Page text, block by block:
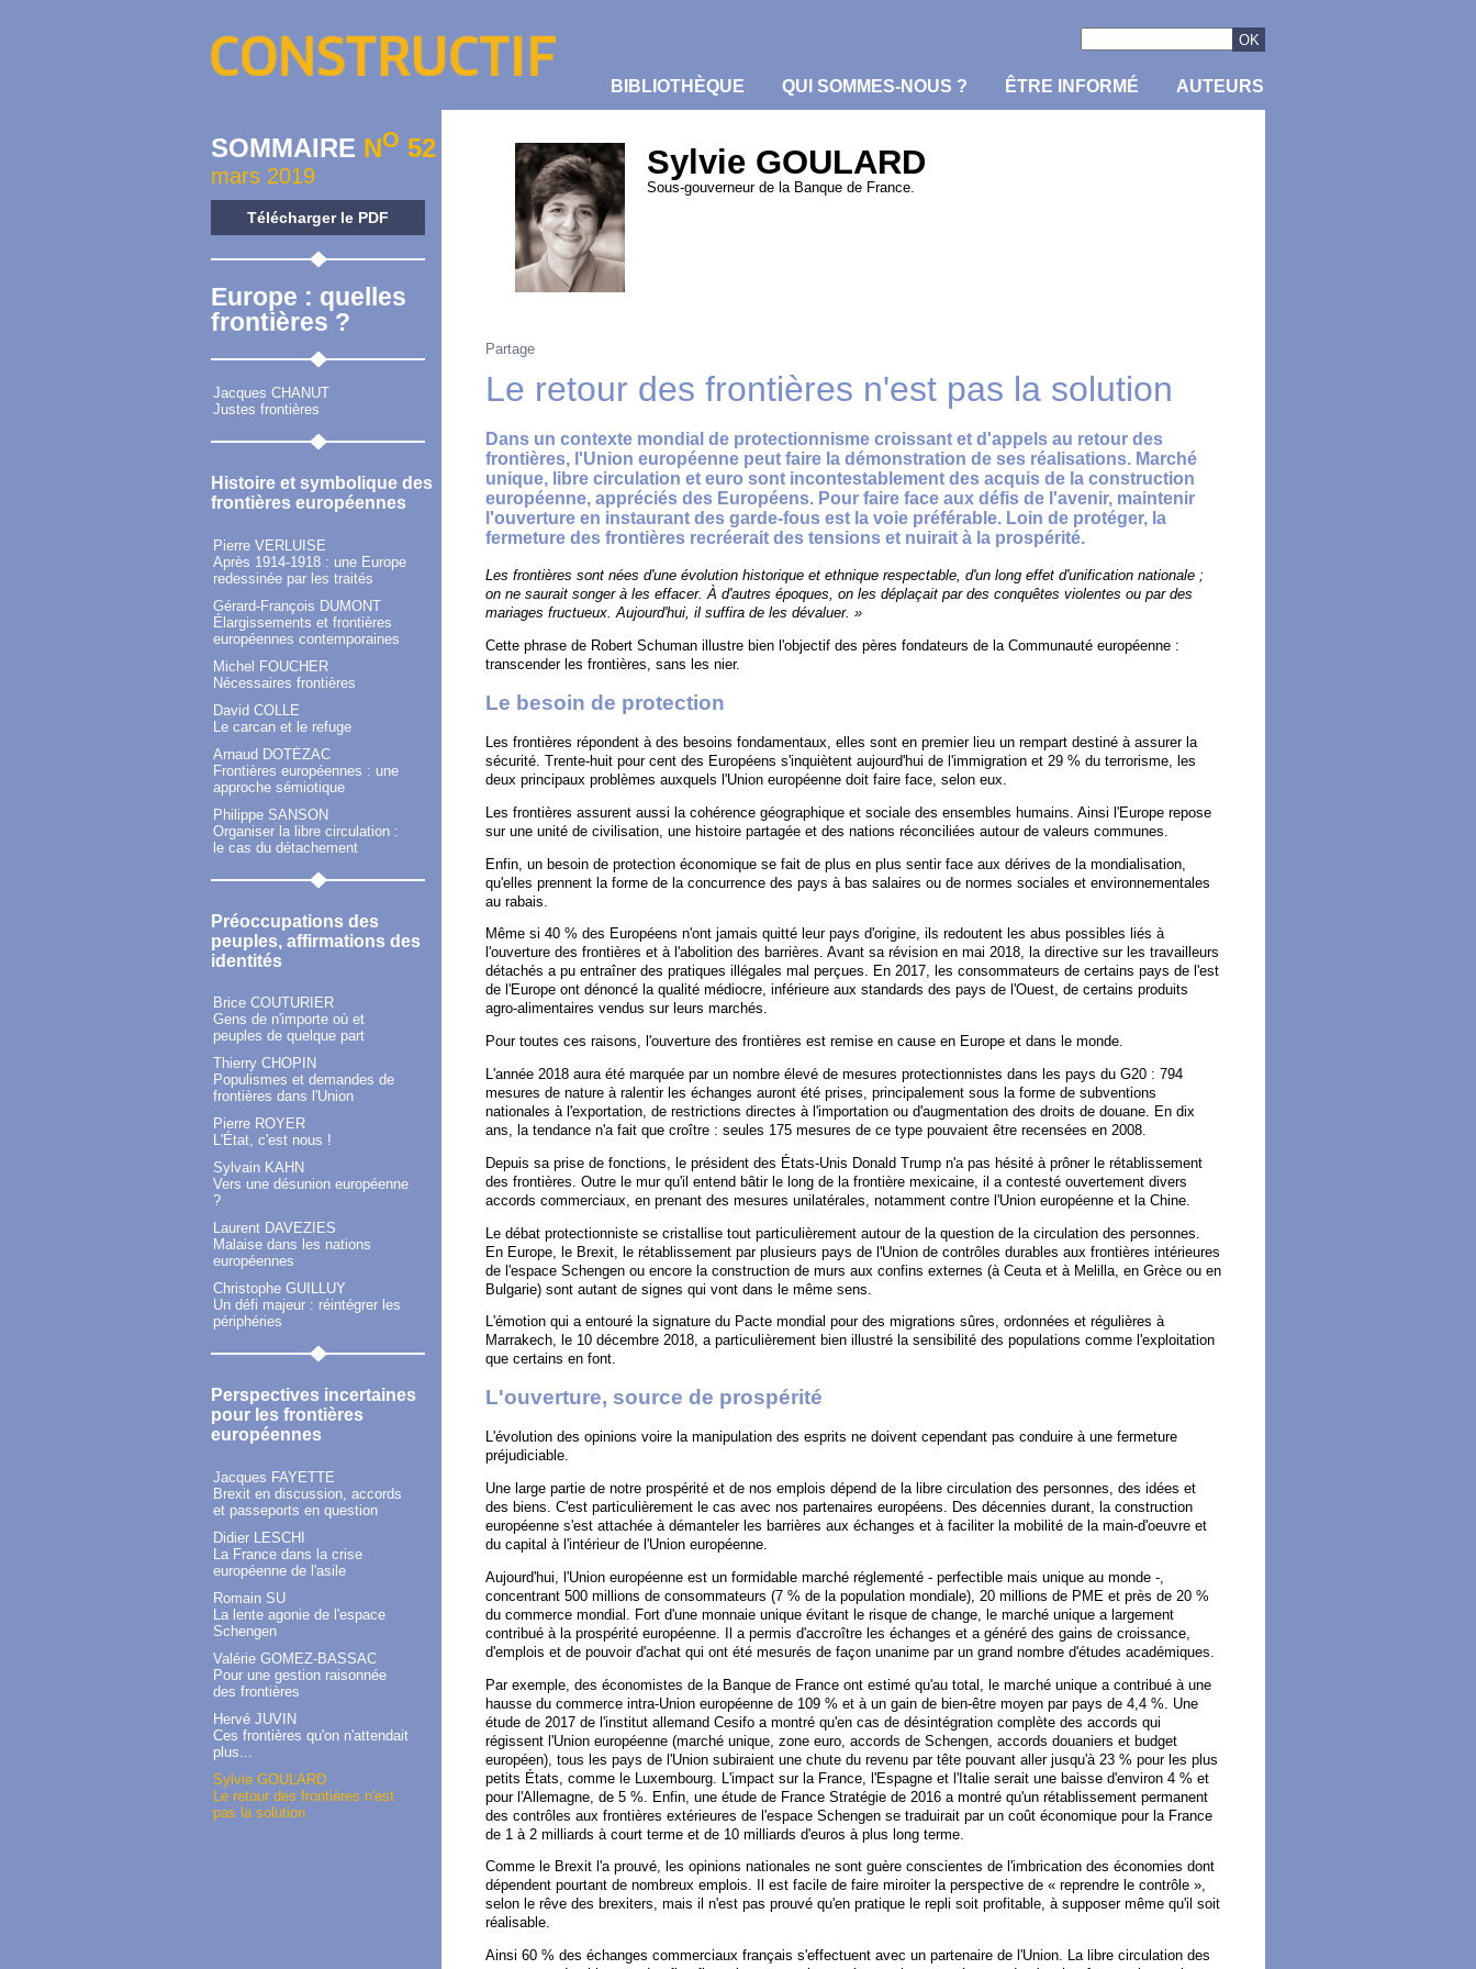
BIBLIOTHÈQUE QUI SOMMES-NOUS ? ÊTRE INFORMÉ AUTEURS
SOMMAIRE NO 52
mars 2019
Télécharger le PDF
Europe : quelles
frontières ?
Jacques CHANUT
Justes frontières
Histoire et symbolique des
frontières européennes
Pierre VERLUISE
Après 1914-1918 : une Europe
redessinée par les traités
Gérard-François DUMONT
Élargissements et frontières
européennes contemporaines
Michel FOUCHER
Nécessaires frontières
David COLLE
Le carcan et le refuge
Arnaud DOTÉZAC
Frontières européennes : une
approche sémiotique
Philippe SANSON
Organiser la libre circulation :
le cas du détachement
Préoccupations des
peuples, affirmations des
identités
Brice COUTURIER
Gens de n'importe où et
peuples de quelque part
Thierry CHOPIN
Populismes et demandes de
frontières dans l'Union
Pierre ROYER
L'État, c'est nous !
Sylvain KAHN
Vers une désunion européenne
?
Laurent DAVEZIES
Malaise dans les nations
européennes
Christophe GUILLUY
Un défi majeur : réintégrer les
périphéries
Perspectives incertaines
pour les frontières
européennes
Jacques FAYETTE
Brexit en discussion, accords
et passeports en question
Didier LESCHI
La France dans la crise
européenne de l'asile
Romain SU
La lente agonie de l'espace
Schengen
Valérie GOMEZ-BASSAC
Pour une gestion raisonnée
des frontières
Hervé JUVIN
Ces frontières qu'on n'attendait
plus...
Sylvie GOULARD
Le retour des frontières n'est
pas la solution
Sylvie GOULARD
Sous-gouverneur de la Banque de France.
Partage
Le retour des frontières n'est pas la solution
Dans un contexte mondial de protectionnisme croissant et d'appels au retour des
frontières, l'Union européenne peut faire la démonstration de ses réalisations. Marché
unique, libre circulation et euro sont incontestablement des acquis de la construction
européenne, appréciés des Européens. Pour faire face aux défis de l'avenir, maintenir
l'ouverture en instaurant des garde-fous est la voie préférable. Loin de protéger, la
fermeture des frontières recréerait des tensions et nuirait à la prospérité.
Les frontières sont nées d'une évolution historique et ethnique respectable, d'un long effet d'unification nationale ;
on ne saurait songer à les effacer. À d'autres époques, on les déplaçait par des conquêtes violentes ou par des
mariages fructueux. Aujourd'hui, il suffira de les dévaluer. »
Cette phrase de Robert Schuman illustre bien l'objectif des pères fondateurs de la Communauté européenne :
transcender les frontières, sans les nier.
Le besoin de protection
Les frontières répondent à des besoins fondamentaux, elles sont en premier lieu un rempart destiné à assurer la
sécurité. Trente-huit pour cent des Européens s'inquiètent aujourd'hui de l'immigration et 29 % du terrorisme, les
deux principaux problèmes auxquels l'Union européenne doit faire face, selon eux.
Les frontières assurent aussi la cohérence géographique et sociale des ensembles humains. Ainsi l'Europe repose
sur une unité de civilisation, une histoire partagée et des nations réconciliées autour de valeurs communes.
Enfin, un besoin de protection économique se fait de plus en plus sentir face aux dérives de la mondialisation,
qu'elles prennent la forme de la concurrence des pays à bas salaires ou de normes sociales et environnementales
au rabais.
Même si 40 % des Européens n'ont jamais quitté leur pays d'origine, ils redoutent les abus possibles liés à
l'ouverture des frontières et à l'abolition des barrières. Avant sa révision en mai 2018, la directive sur les travailleurs
détachés a pu entraîner des pratiques illégales mal perçues. En 2017, les consommateurs de certains pays de l'est
de l'Europe ont dénoncé la qualité médiocre, inférieure aux standards des pays de l'Ouest, de certains produits
agro-alimentaires vendus sur leurs marchés.
Pour toutes ces raisons, l'ouverture des frontières est remise en cause en Europe et dans le monde.
L'année 2018 aura été marquée par un nombre élevé de mesures protectionnistes dans les pays du G20 : 794
mesures de nature à ralentir les échanges auront été prises, principalement sous la forme de subventions
nationales à l'exportation, de restrictions directes à l'importation ou d'augmentation des droits de douane. En dix
ans, la tendance n'a fait que croître : seules 175 mesures de ce type pouvaient être recensées en 2008.
Depuis sa prise de fonctions, le président des États-Unis Donald Trump n'a pas hésité à prôner le rétablissement
des frontières. Outre le mur qu'il entend bâtir le long de la frontière mexicaine, il a contesté ouvertement divers
accords commerciaux, en prenant des mesures unilatérales, notamment contre l'Union européenne et la Chine.
Le débat protectionniste se cristallise tout particulièrement autour de la question de la circulation des personnes.
En Europe, le Brexit, le rétablissement par plusieurs pays de l'Union de contrôles durables aux frontières intérieures
de l'espace Schengen ou encore la construction de murs aux confins externes (à Ceuta et à Melilla, en Grèce ou en
Bulgarie) sont autant de signes qui vont dans le même sens.
L'émotion qui a entouré la signature du Pacte mondial pour des migrations sûres, ordonnées et régulières à
Marrakech, le 10 décembre 2018, a particulièrement bien illustré la sensibilité des populations comme l'exploitation
que certains en font.
L'ouverture, source de prospérité
L'évolution des opinions voire la manipulation des esprits ne doivent cependant pas conduire à une fermeture
préjudiciable.
Une large partie de notre prospérité et de nos emplois dépend de la libre circulation des personnes, des idées et
des biens. C'est particulièrement le cas avec nos partenaires européens. Des décennies durant, la construction
européenne s'est attachée à démanteler les barrières aux échanges et à faciliter la mobilité de la main-d'oeuvre et
du capital à l'intérieur de l'Union européenne.
Aujourd'hui, l'Union européenne est un formidable marché réglementé - perfectible mais unique au monde -,
concentrant 500 millions de consommateurs (7 % de la population mondiale), 20 millions de PME et près de 20 %
du commerce mondial. Fort d'une monnaie unique évitant le risque de change, le marché unique a largement
contribué à la prospérité européenne. Il a permis d'accroître les échanges et a généré des gains de croissance,
d'emplois et de pouvoir d'achat qui ont été mesurés de façon unanime par un grand nombre d'études académiques.
Par exemple, des économistes de la Banque de France ont estimé qu'au total, le marché unique a contribué à une
hausse du commerce intra-Union européenne de 109 % et à un gain de bien-être moyen par pays de 4,4 %. Une
étude de 2017 de l'institut allemand Cesifo a montré qu'en cas de désintégration complète des accords qui
régissent l'Union européenne (marché unique, zone euro, accords de Schengen, accords douaniers et budget
européen), tous les pays de l'Union subiraient une chute du revenu par tête pouvant aller jusqu'à 23 % pour les plus
petits États, comme le Luxembourg. L'impact sur la France, l'Espagne et l'Italie serait une baisse d'environ 4 % et
pour l'Allemagne, de 5 %. Enfin, une étude de France Stratégie de 2016 a montré qu'un rétablissement permanent
des contrôles aux frontières extérieures de l'espace Schengen se traduirait par un coût économique pour la France
de 1 à 2 milliards à court terme et de 10 milliards d'euros à plus long terme.
Comme le Brexit l'a prouvé, les opinions nationales ne sont guère conscientes de l'imbrication des économies dont
dépendent pourtant de nombreux emplois. Il est facile de faire miroiter la perspective de « reprendre le contrôle »,
selon le rêve des brexiters, mais il n'est pas prouvé qu'en pratique le repli soit profitable, à supposer même qu'il soit
réalisable.
Ainsi 60 % des échanges commerciaux français s'effectuent avec un partenaire de l'Union. La libre circulation des